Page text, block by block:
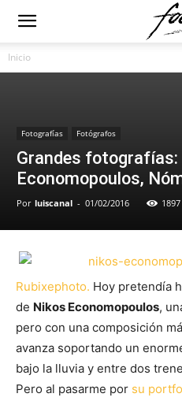
Inicio
Fotografías Fotógrafos
Grandes fotografías:
Economopoulos,
Por luiscanal - 01/02/2016 1897
Rubixephoto. Hoy pretendía
de Nikos Economopoulos,
pero con una composición
avanza soportando un
bajo la lluvia y entre dos
Pero al pasarme por su